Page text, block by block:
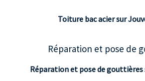
Toiture bac acier sur
Réparation et pose de
Réparation et pose de gouttières